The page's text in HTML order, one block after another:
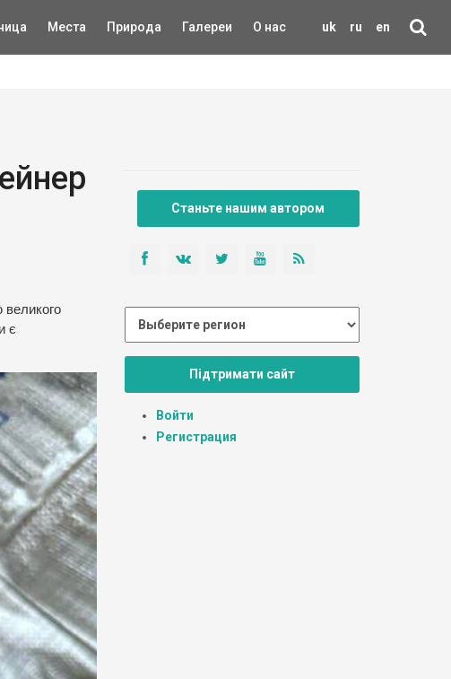
uk ru en
Места Природа Галереи О нас
великого
є
Станьте нашим автором
Підтримати сайт
Войти
Регистрация